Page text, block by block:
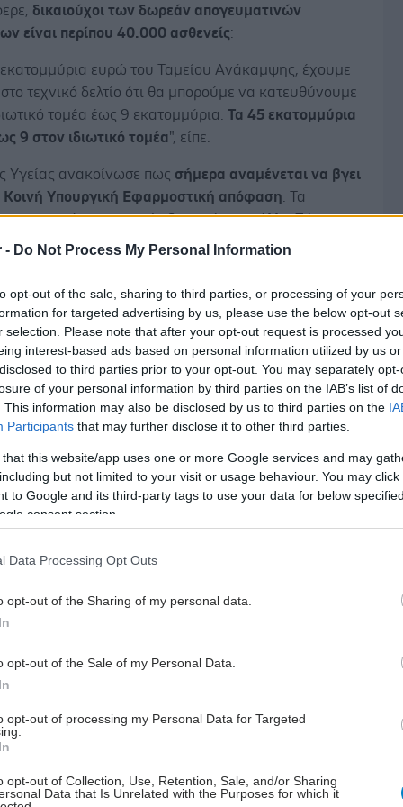
- Do Not Process My Personal Information
opt-out of the sale, sharing to third parties, or processing of your
for targeted advertising by us, please use the below opt-out
selection. Please note that after your opt-out request is processed
interest-based ads based on personal information utilized by us
to third parties prior to your opt-out. You may separately
of your personal information by third parties on the IAB’s list of
This information may also be disclosed by us to third parties on the
Participants that may further disclose it to other third parties.
that this website/app uses one or more Google services and may
but not limited to your visit or usage behaviour. You may
to Google and its third-party tags to use your data for below
consent section.
Data Processing Opt Outs
opt-out of the Sharing of my personal data.
opt-out of the Sale of my Personal Data.
opt-out of processing my Personal Data for Targeted
opt-out of Collection, Use, Retention, Sale, and/or Sharing
Data that Is Unrelated with the Purposes for which it
δικαιούχοι των δωρεάν απογευματινών
είναι περίπου 40.000 ασθενείς:
ευρώ του Ταμείου Ανάκαμψης, έχουμε
τεχνικό δελτίο ότι θα μπορούμε να κατευθύνουμε
τομέα έως 9 εκατομμύρια.Τα 45 εκατομμύρια
9 στον ιδιωτικό τομέα", είπε.
Υγείας ανακοίνωσε πως σήμερα αναμένεται να βγει
Υπουργική Εφαρμοστική απόφαση . Τα
χειρουργεία ξεκινούν την άλλη Πέμπτη.
από σήμερα,τα νοσοκομεία θα ξεκινήσουν,
ξεκινήσει από χθες ,
να παίρνουν τηλέφωνα σε
παραμένουν πάρα πολύ καιρό χωρίς να έχουν
το χειρουργείο.
από πίσω προς τα εμπρός, δηλαδήαπό τη
ανά κλινική. Για να προχωρήσει η κλινική στην
πρέπει να έχει τελειώσει την εκκρεμότητα με την
20άδα", σημείωσε.
θέλω να τις πάω κάτω από τις 60.000".
αν το πρόγραμμα λειτουργήσει, σε ένα χρόνο η
στην Ελλάδα θα είναι όχι μεγαλύτερη των 6
είναι ο καλός ευρωπαϊκός μέσος όρος.
το iatronet.gr στο Discover
των αποζημιώσεων των Στρατιωτικών Ιατρών μετά